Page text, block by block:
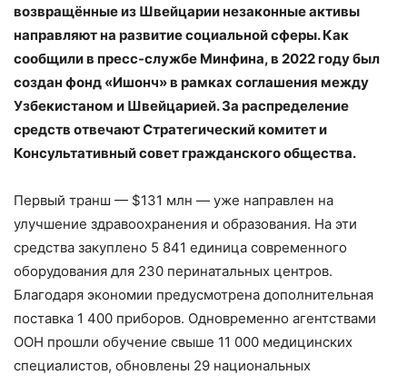
возвращённые из Швейцарии незаконные активы
направляют на развитие социальной сферы. Как
сообщили в пресс-службе Минфина, в 2022 году был
создан фонд «Ишонч» в рамках соглашения между
Узбекистаном и Швейцарией. За распределение
средств отвечают Стратегический комитет и
Консультативный совет гражданского общества.
Первый транш — $131 млн — уже направлен на
улучшение здравоохранения и образования. На эти
средства закуплено 5 841 единица современного
оборудования для 230 перинатальных центров.
Благодаря экономии предусмотрена дополнительная
поставка 1 400 приборов. Одновременно агентствами
ООН прошли обучение свыше 11 000 медицинских
специалистов, обновлены 29 национальных